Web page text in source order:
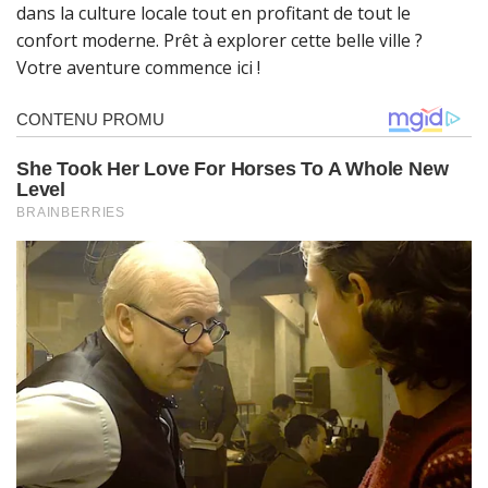
dans la culture locale tout en profitant de tout le
confort moderne. Prêt à explorer cette belle ville ?
Votre aventure commence ici !